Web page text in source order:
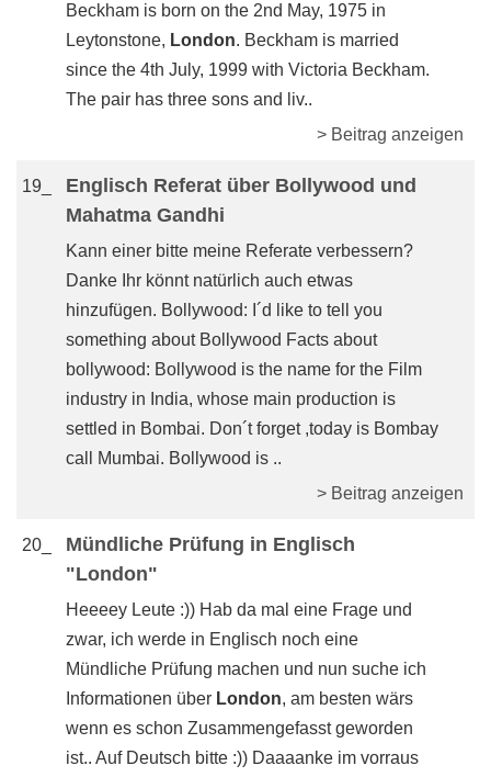
Beckham is born on the 2nd May, 1975 in
Leytonstone, London. Beckham is married
since the 4th July, 1999 with Victoria Beckham.
The pair has three sons and liv..
> Beitrag anzeigen
19_
Englisch Referat über Bollywood und
Mahatma Gandhi
Kann einer bitte meine Referate verbessern?
Danke Ihr könnt natürlich auch etwas
hinzufügen. Bollywood: I´d like to tell you
something about Bollywood Facts about
bollywood: Bollywood is the name for the Film
industry in India, whose main production is
settled in Bombai. Don´t forget ,today is Bombay
call Mumbai. Bollywood is ..
> Beitrag anzeigen
20_
Mündliche Prüfung in Englisch
"London"
Heeeey Leute :)) Hab da mal eine Frage und
zwar, ich werde in Englisch noch eine
Mündliche Prüfung machen und nun suche ich
Informationen über London, am besten wärs
wenn es schon Zusammengefasst geworden
ist.. Auf Deutsch bitte :)) Daaaanke im vorraus